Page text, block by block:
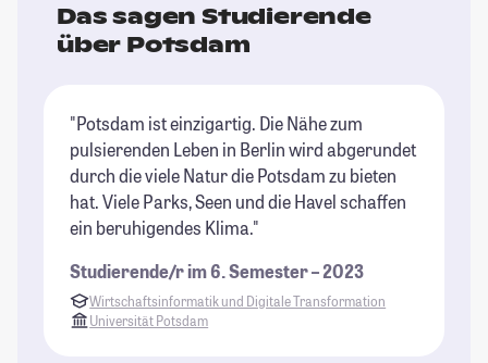
Das sagen Studierende
über Potsdam
"Potsdam ist einzigartig. Die Nähe zum
pulsierenden Leben in Berlin wird abgerundet
durch die viele Natur die Potsdam zu bieten
hat. Viele Parks, Seen und die Havel schaffen
ein beruhigendes Klima."
Studierende/r im 6. Semester – 2023
Wirtschaftsinformatik und Digitale Transformation
Universität Potsdam